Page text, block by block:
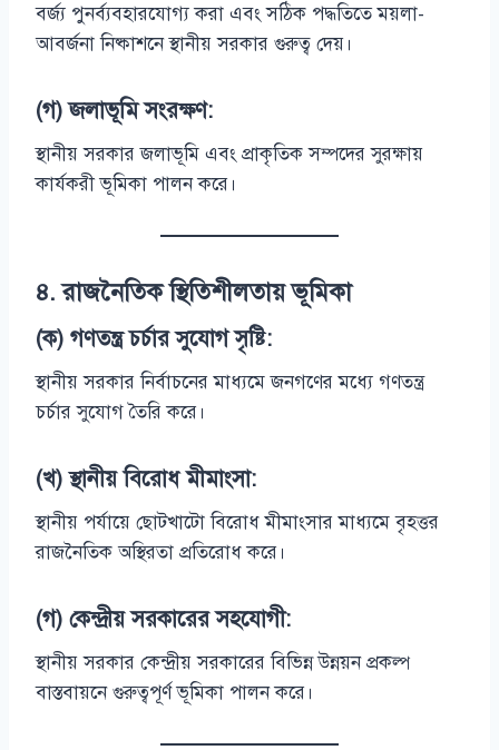
বর্জ্য পুনর্ব্যবহারযোগ্য করা এবং সঠিক পদ্ধতিতে ময়লা-
আবর্জনা নিষ্কাশনে স্থানীয় সরকার গুরুত্ব দেয়।
(গ) জলাভূমি সংরক্ষণ:
স্থানীয় সরকার জলাভূমি এবং প্রাকৃতিক সম্পদের সুরক্ষায়
কার্যকরী ভূমিকা পালন করে।
৪.রাজনৈতিক স্থিতিশীলতায় ভূমিকা
(ক) গণতন্ত্র চর্চার সুযোগ সৃষ্টি:
স্থানীয় সরকার নির্বাচনের মাধ্যমে জনগণের মধ্যে গণতন্ত্র
চর্চার সুযোগ তৈরি করে।
(খ) স্থানীয় বিরোধ মীমাংসা:
স্থানীয় পর্যায়ে ছোটখাটো বিরোধ মীমাংসার মাধ্যমে বৃহত্তর
রাজনৈতিক অস্থিরতা প্রতিরোধ করে।
(গ) কেন্দ্রীয় সরকারের সহযোগী:
স্থানীয় সরকার কেন্দ্রীয় সরকারের বিভিন্ন উন্নয়ন প্রকল্প
বাস্তবায়নে গুরুত্বপূর্ণ ভূমিকা পালন করে।